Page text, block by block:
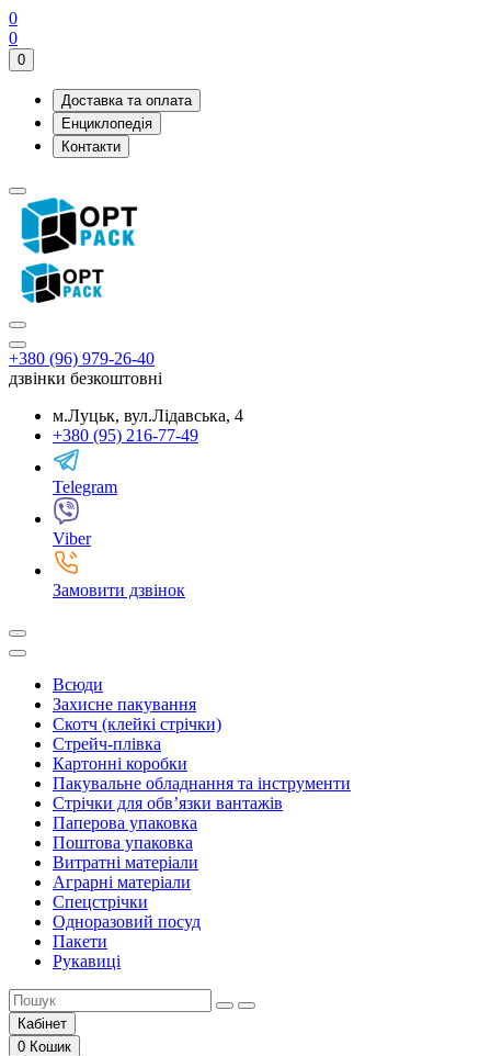
0
0
0
Доставка та оплата
Енциклопедія
Контакти
+380 (96) 979-26-40
дзвінки безкоштовні
м.Луцьк, вул.Лідавська, 4
+380 (95) 216-77-49
Telegram
Viber
Замовити дзвінок
Всюди
Захисне пакування
Скотч (клейкі стрічки)
Стрейч-плівка
Картонні коробки
Пакувальне обладнання та інструменти
Стрічки для обв’язки вантажів
Паперова упаковка
Поштова упаковка
Витратні матеріали
Аграрні матеріали
Спецстрічки
Одноразовий посуд
Пакети
Рукавиці
Кабінет
0 Кошик